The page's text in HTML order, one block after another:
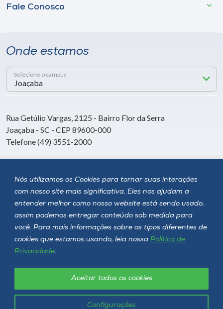
Nós utilizamos os Cookies para tornar suas interações
com nosso site mais significativa. Eles nos ajudam a
entender melhor como nosso website está sendo usado,
assim podemos entregar conteúdo sob medida para
você. Para mais informações sobre os tipos diferentes de
cookies que estamos usando, leia nossa Política de
Privacidade.
Configurações
Aceitar todos os cookies
Fale Conosco
Onde estamos
Selecione o campus
Rua Getúlio Vargas, 2125 - Bairro Flor da Serra
Joaçaba - SC - CEP 89600-000
Telefone (49) 3551-2000
Siga a Unoesc
Unoesc © 2026 - Todos os direitos reservados
Política de privacidade LGPD